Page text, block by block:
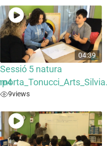
04:39
Sessió 5 natura
9views